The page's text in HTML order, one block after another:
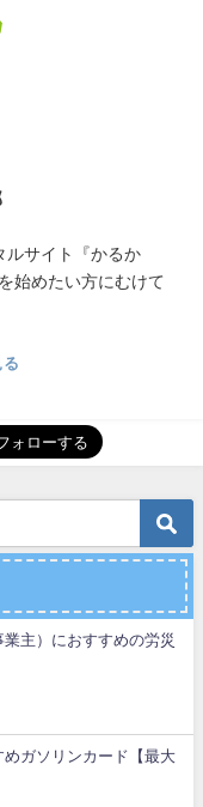
ルサイト『かるか
始めたい方にむけて
主）におすすめの労災
ガソリンカード【最大